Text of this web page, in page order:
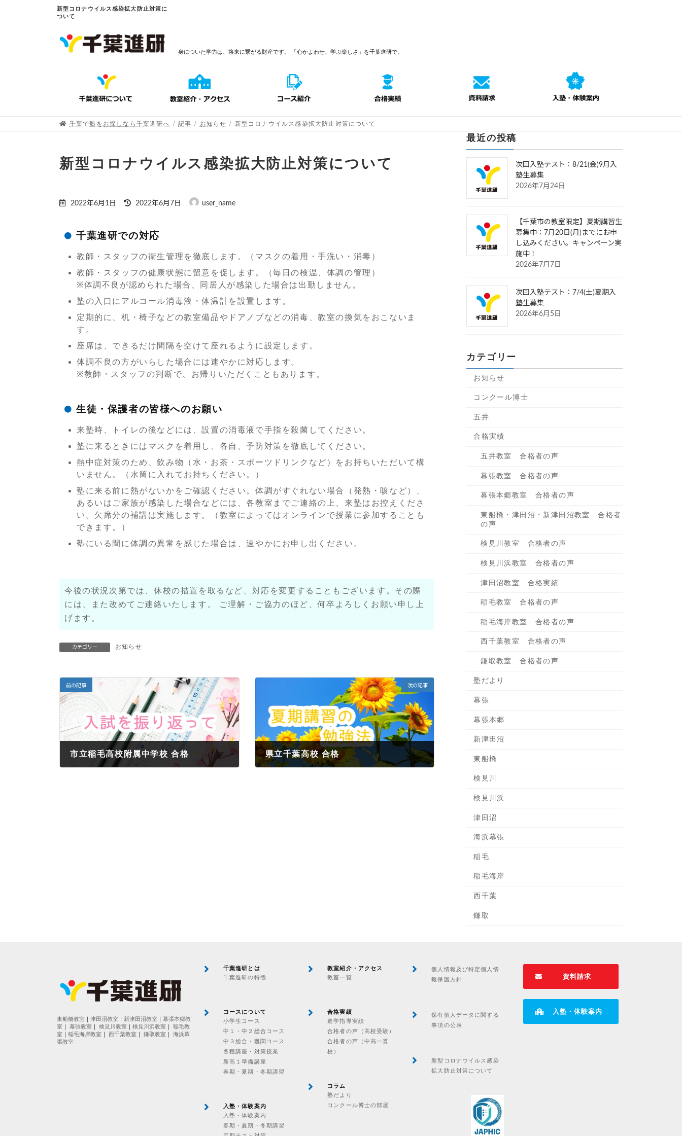
新型コロナウイルス感染拡大防止対策に
ついて
身についた学力は、将来に繋がる財産です。 「心かよわせ、学ぶ楽しさ」を千葉進研で。
千葉で塾をお探しなら千葉進研へ 記事 お知らせ 新型コロナウイルス感染拡大防止対策について
新型コロナウイルス感染拡大防止対策について
2022年6月1日 2022年6月7日 user_name
千葉進研での対応
教師・スタッフの衛生管理を徹底します。（マスクの着用・手洗い・消毒）
教師・スタッフの健康状態に留意を促します。（毎日の検温、体調の管理）
※体調不良が認められた場合、同居人が感染した場合は出勤しません。
塾の入口にアルコール消毒液 ・体温計を設置します。
定期的に、 机・椅子などの教室備品やドアノブなどの消毒、教室の換気をおこないま
す。
座席は、できるだけ間隔を空けて座れるように設定します。
体調不良の方がいらした場合には速やかに対応します。
※教師・スタッフの判断で、お帰りいただくこともあります。
生徒・保護者の皆様へのお願い
来塾時、トイレの後などには、設置の消毒液で手指を殺菌してください。
塾に来るときにはマスクを着用し、各自、予防対策を徹底してください。
熱中症対策のため、飲み物（水・お茶・スポーツドリンクなど）をお持ちいただいて構
いません。（水筒に入れてお持ちください。）
塾に来る前に熱がないかをご確認ください。体調がすぐれない場合（発熱・咳など）、
あるいはご家族が感染した場合などには、各教室までご連絡の上、来塾はお控えくださ
い。欠席分の補講は実施します。
（ 教室によってはオンラインで授業に参加することも
できます。）
塾にいる間に体調の異常を感じた場合は、速やかにお申し出ください。
今後の状況次第では、休校の措置を取るなど、対応を変更することもございます。その際
には、また改めてご連絡いたします。
ご理解・ご協力のほど、何卒よろしくお願い申し上
げます。
カテゴリー お知らせ
前の記事
市立稲毛高校附属中学校 合格
次の記事
県立千葉高校 合格
最近の投稿
次回入塾テスト：8/21(金)9月入
塾生募集
2026年7月24日
【千葉市の教室限定】夏期講習生
募集中：7月20日(月)までにお申
し込みください。キャンペーン実
施中！
2026年7月7日
次回入塾テスト：7/4(土)夏期入
塾生募集
2026年6月5日
カテゴリー
お知らせ
コンクール博士
五井
合格実績
五井教室 合格者の声
幕張教室 合格者の声
幕張本郷教室 合格者の声
東船橋・津田沼・新津田沼教室 合格者
の声
検見川教室 合格者の声
検見川浜教室 合格者の声
津田沼教室 合格実績
稲毛教室 合格者の声
稲毛海岸教室 合格者の声
西千葉教室 合格者の声
鎌取教室 合格者の声
塾だより
幕張
幕張本郷
新津田沼
東船橋
検見川
検見川浜
津田沼
海浜幕張
稲毛
稲毛海岸
西千葉
鎌取
東船橋教室 ｜ 津田沼教室 ｜ 新津田沼教室 ｜ 幕張本郷教
室 ｜ 幕張教室 ｜ 検見川教室 ｜ 検見川浜教室 ｜ 稲毛教
室 ｜ 稲毛海岸教室 ｜ 西千葉教室 ｜ 鎌取教室 ｜ 海浜幕
張教室
千葉進研とは
千葉進研の特徴
コースについて
小学生コース
中１・中２総合コース
中３総合・難関コース
各種講座・対策授業
新高１準備講座
春期・夏期・冬期講習
入塾・体験案内
入塾・体験案内
春期・夏期・冬期講習
教室紹介・アクセス
教室一覧
合格実績
進学指導実績
合格者の声（高校受験）
合格者の声（中高一貫
校）
コラム
塾だより
コンクール博士の部屋
個人情報及び特定個人情
報保護方針
保有個人データに関する
事項の公表
新型コロナウイルス感染
拡大防止対策について
資料請求
入塾・体験案内